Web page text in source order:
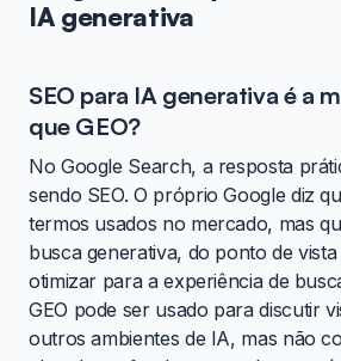
IA generativa
SEO para IA generativa é a
que GEO?
No Google Search, a resposta
sendo SEO. O próprio Google diz
termos usados no mercado, mas
busca generativa, do ponto de vista
otimizar para a experiência de
GEO pode ser usado para discutir
outros ambientes de IA, mas não